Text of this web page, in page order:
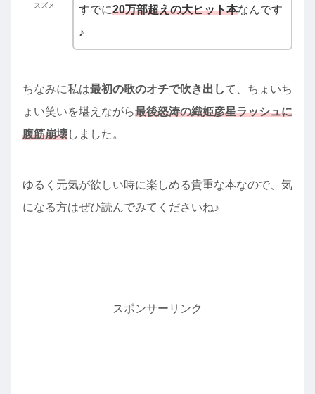
スズメ
すでに20万部超えの大ヒット本なんです
♪
ちなみに私は最初の歌のオチで吹き出して、ちょいち
ょい笑いを堪えながら最後怒涛の織姫彦星ラッシュに
腹筋崩壊しました。
ゆるく元気が欲しい時に楽しめる貴重な本なので、気
になる方はぜひ読んでみてくださいね♪
スポンサーリンク